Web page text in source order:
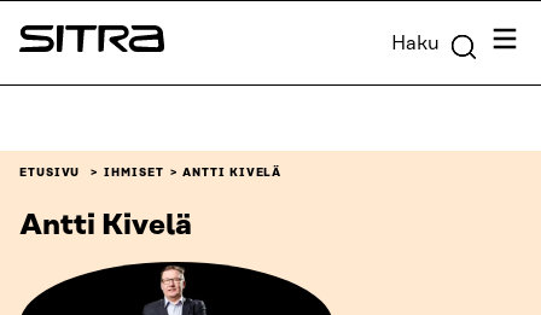
Siirry
suoraan
Sitra Haku
ETUSIVU IHMISET ANTTI KIVELÄ
Antti Kivelä